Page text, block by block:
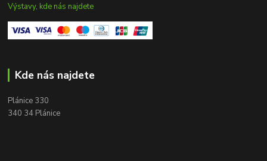
Výstavy, kde nás najdete
Kde nás najdete
Plánice 330
340 34 Plánice